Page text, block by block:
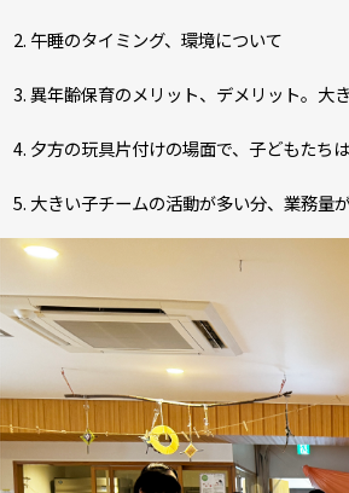
午睡のタイミング、環境について
異年齢保育のメリット、デメリット。大
夕方の玩具片付けの場面で、子どもたち
大きい子チームの活動が多い分、業務量